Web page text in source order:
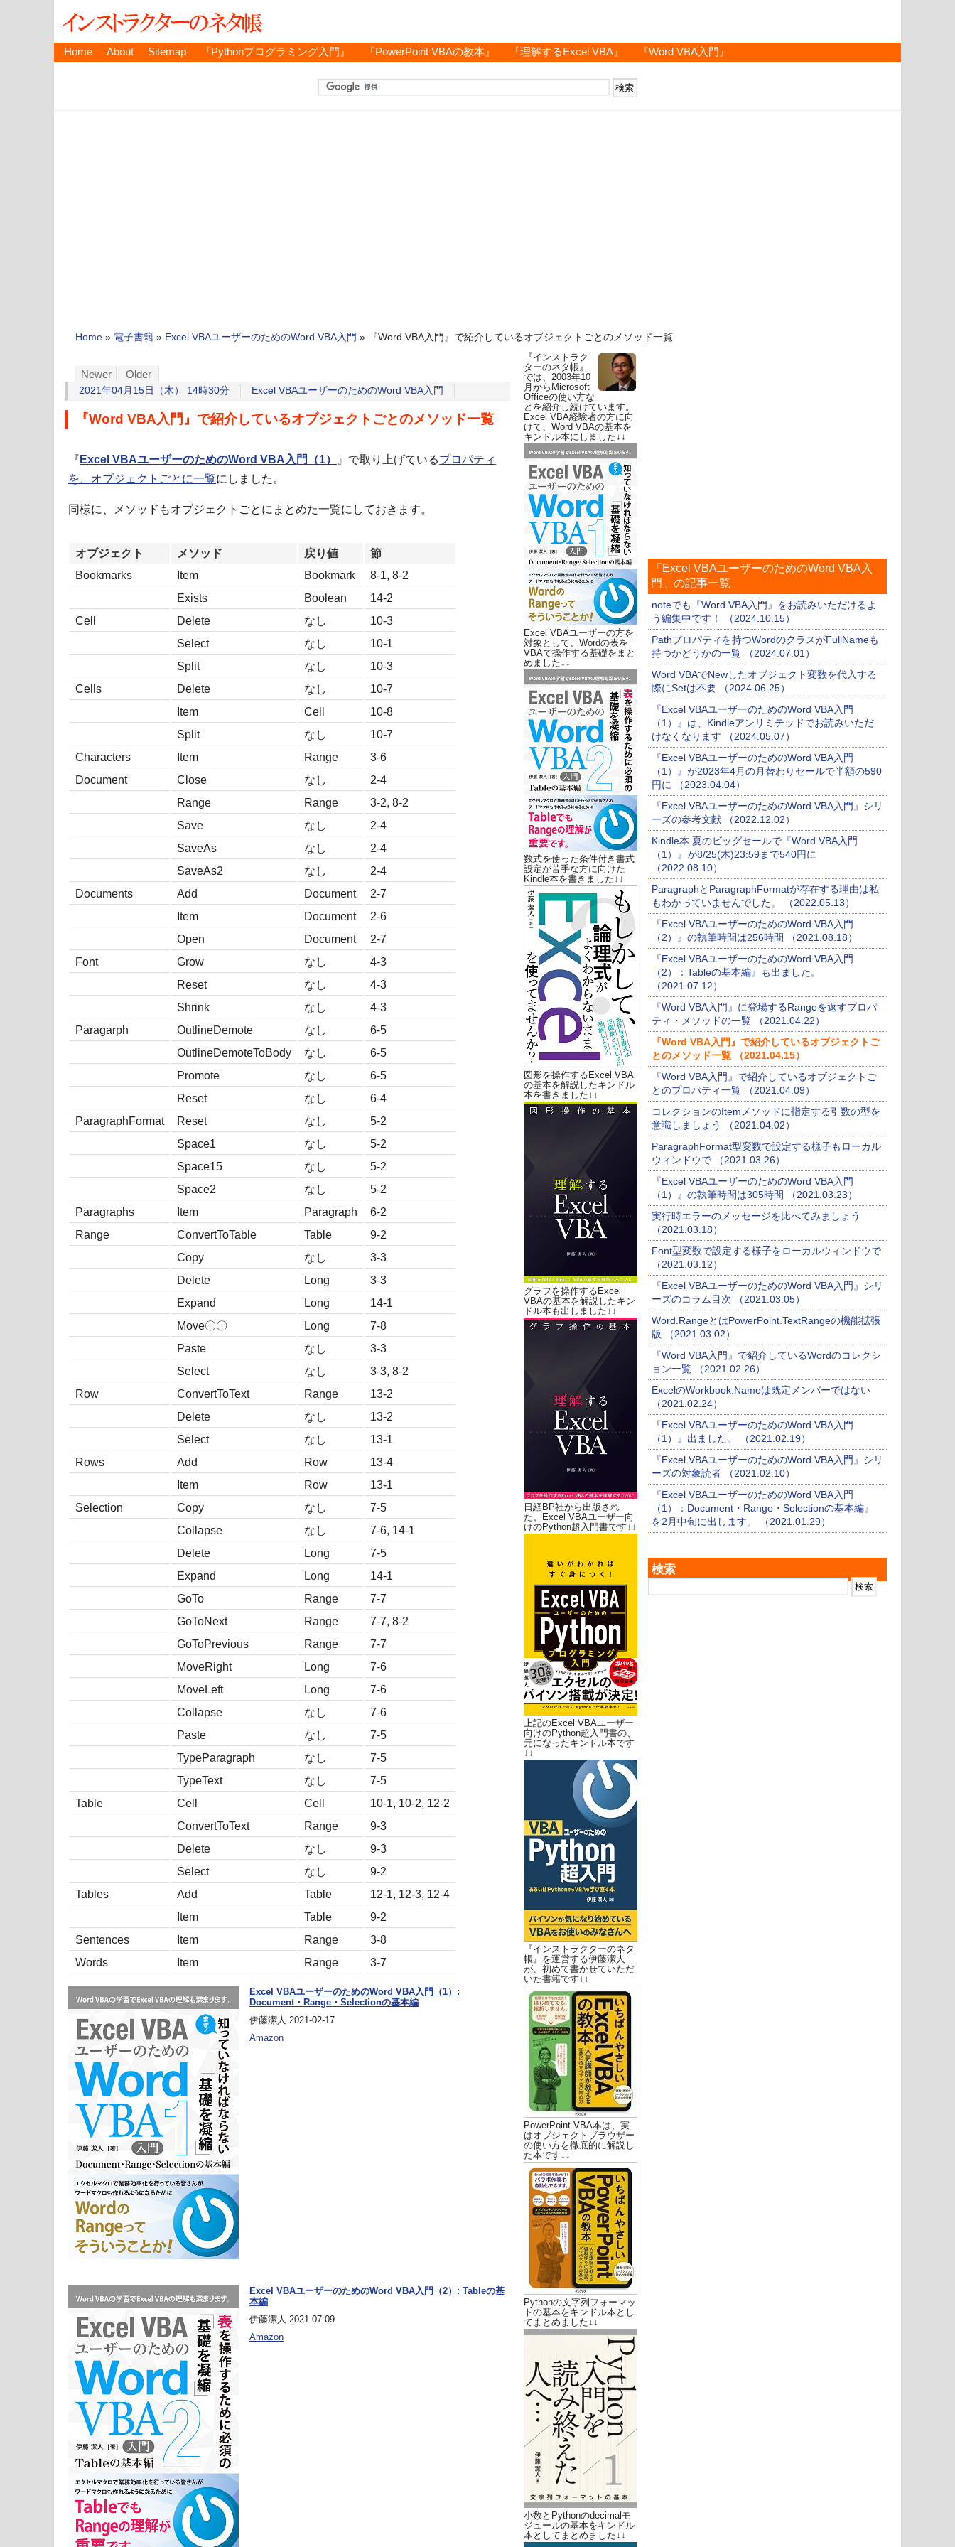
Home About Sitemap 『Pythonプログラミング入門』 『PowerPoint VBAの教本』 『理解するExcel VBA』 『Word VBA入門』
Home » 電子書籍 » Excel VBAユーザーのためのWord VBA入門 » 『Word VBA入門』で紹介しているオブジェクトごとのメソッド一覧
Newer Older
2021年04月15日（木） 14時30分 Excel VBAユーザーのためのWord VBA入門
『Word VBA入門』で紹介しているオブジェクトごとのメソッド一覧
『 Excel VBAユーザーのためのWord VBA入門（1） 』で取り上げているプロパティ
を、オブジェクトごとに一覧にしました。
同様に、メソッドもオブジェクトごとにまとめた一覧にしておきます。
オブジェクト メソッド 戻り値
節
Bookmarks
Item Bookmark
8-1, 8-2
Exists
Boolean
14-2
Cell
Delete なし
10-3
Select
なし
10-1
Split
なし
10-3
Cells
Delete なし
10-7
Item
Cell
10-8
Split
なし
10-7
Characters
Item Range
3-6
Document
Close なし
2-4
Range
Range
3-2, 8-2
Save
なし
2-4
SaveAs
なし
2-4
SaveAs2
なし
2-4
Documents
Add Document
2-7
Item
Document
2-6
Open
Document
2-7
Font
Grow なし
4-3
Reset
なし
4-3
Shrink
なし
4-3
Paragarph
OutlineDemote なし
6-5
OutlineDemoteToBody
なし
6-5
Promote
なし
6-5
Reset
なし
6-4
ParagraphFormat
Reset なし
5-2
Space1
なし
5-2
Space15
なし
5-2
Space2
なし
5-2
Paragraphs
Item Paragraph
6-2
Range
ConvertToTable Table
9-2
Copy
なし
3-3
Delete
Long
3-3
Expand
Long
14-1
Move〇〇
Long
7-8
Paste
なし
3-3
Select
なし
3-3, 8-2
Row
ConvertToText Range
13-2
Delete
なし
13-2
Select
なし
13-1
Rows
Add Row
13-4
Item
Row
13-1
Selection
Copy なし
7-5
Collapse
なし
7-6, 14-1
Delete
Long
7-5
Expand
Long
14-1
GoTo
Range
7-7
GoToNext
Range
7-7, 8-2
GoToPrevious
Range
7-7
MoveRight
Long
7-6
MoveLeft
Long
7-6
Collapse
なし
7-6
Paste
なし
7-5
TypeParagraph
なし
7-5
TypeText
なし
7-5
Table
Cell Cell
10-1, 10-2, 12-2
ConvertToText
Range
9-3
Delete
なし
9-3
Select
なし
9-2
Tables
Add Table
12-1, 12-3, 12-4
Item
Table
9-2
Sentences
Item Range
3-8
Words
Item Range 3-7
Excel VBAユーザーのためのWord VBA入門（1）:
Document・Range・Selectionの基本編
伊藤潔人 2021-02-17
Amazon
Excel VBAユーザーのためのWord VBA入門（2）: Tableの基
本編
伊藤潔人 2021-07-09
Amazon
『インストラク
ターのネタ帳』
では、2003年10
月からMicrosoft
Officeの使い方な
どを紹介し続けています。
Excel VBA経験者の方に向
けて、Word VBAの基本を
キンドル本にしました↓↓
Excel VBAユーザーの方を
対象として、Wordの表を
VBAで操作する基礎をまと
めました↓↓
数式を使った条件付き書式
設定が苦手な方に向けた
Kindle本を書きました↓↓
図形を操作するExcel VBA
の基本を解説したキンドル
本を書きました↓↓
グラフを操作するExcel
VBAの基本を解説したキン
ドル本も出しました↓↓
日経BP社から出版され
た、Excel VBAユーザー向
けのPython超入門書です↓↓
上記のExcel VBAユーザー
向けのPython超入門書の、
元になったキンドル本です
↓↓
『インストラクターのネタ
帳』を運営する伊藤潔人
が、初めて書かせていただ
いた書籍です↓↓
PowerPoint VBA本は、実
はオブジェクトブラウザー
の使い方を徹底的に解説し
た本です↓↓
Pythonの文字列フォーマッ
トの基本をキンドル本とし
てまとめました↓↓
小数とPythonのdecimalモ
ジュールの基本をキンドル
本としてまとめました↓↓
「Excel VBAユーザーのためのWord VBA入
門」の記事一覧
noteでも『Word VBA入門』をお読みいただけるよ
う編集中です！ （2024.10.15）
Pathプロパティを持つWordのクラスがFullNameも
持つかどうかの一覧 （2024.07.01）
Word VBAでNewしたオブジェクト変数を代入する
際にSetは不要 （2024.06.25）
『Excel VBAユーザーのためのWord VBA入門
（1）』は、Kindleアンリミテッドでお読みいただ
けなくなります （2024.05.07）
『Excel VBAユーザーのためのWord VBA入門
（1）』が2023年4月の月替わりセールで半額の590
円に （2023.04.04）
『Excel VBAユーザーのためのWord VBA入門』シリ
ーズの参考文献 （2022.12.02）
Kindle本 夏のビッグセールで『Word VBA入門
（1）』が8/25(木)23:59まで540円に
（2022.08.10）
ParagraphとParagraphFormatが存在する理由は私
もわかっていませんでした。 （2022.05.13）
『Excel VBAユーザーのためのWord VBA入門
（2）』の執筆時間は256時間 （2021.08.18）
『Excel VBAユーザーのためのWord VBA入門
（2）：Tableの基本編』も出ました。
（2021.07.12）
『Word VBA入門』に登場するRangeを返すプロパ
ティ・メソッドの一覧 （2021.04.22）
『Word VBA入門』で紹介しているオブジェクトご
とのメソッド一覧 （2021.04.15）
『Word VBA入門』で紹介しているオブジェクトご
とのプロパティ一覧 （2021.04.09）
コレクションのItemメソッドに指定する引数の型を
意識しましょう （2021.04.02）
ParagraphFormat型変数で設定する様子もローカル
ウィンドウで （2021.03.26）
『Excel VBAユーザーのためのWord VBA入門
（1）』の執筆時間は305時間 （2021.03.23）
実行時エラーのメッセージを比べてみましょう
（2021.03.18）
Font型変数で設定する様子をローカルウィンドウで
（2021.03.12）
『Excel VBAユーザーのためのWord VBA入門』シリ
ーズのコラム目次 （2021.03.05）
Word.RangeとはPowerPoint.TextRangeの機能拡張
版 （2021.03.02）
『Word VBA入門』で紹介しているWordのコレクシ
ョン一覧 （2021.02.26）
ExcelのWorkbook.Nameは既定メンバーではない
（2021.02.24）
『Excel VBAユーザーのためのWord VBA入門
（1）』出ました。 （2021.02.19）
『Excel VBAユーザーのためのWord VBA入門』シリ
ーズの対象読者 （2021.02.10）
『Excel VBAユーザーのためのWord VBA入門
（1）：Document・Range・Selectionの基本編』
を2月中旬に出します。 （2021.01.29）
検索